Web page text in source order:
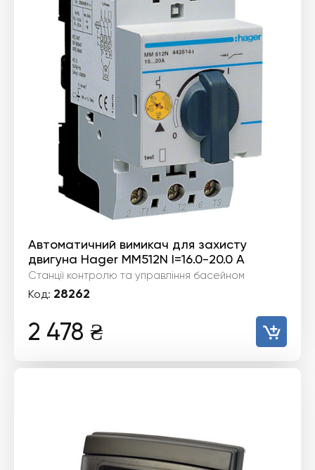
Автоматичний вимикач для захисту
двигуна Hager MM512N I=16.0-20.0 А
Станції контролю та управління басейном
Код: 28262
2 478 ₴